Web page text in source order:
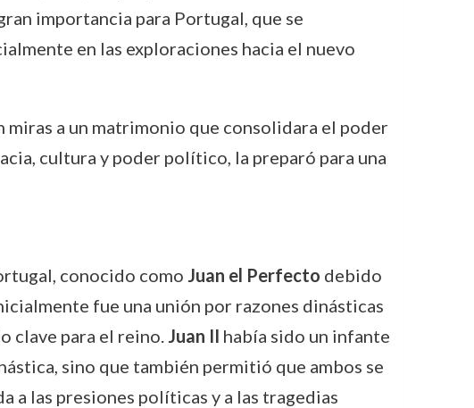
importancia para Portugal, que se
en las exploraciones hacia el nuevo
miras a un matrimonio que consolidara el poder
cultura y poder político, la preparó para una
conocido como Juan el Perfecto debido
fue una unión por razones dinásticas
clave para el reino. Juan II había sido un infante
sino que también permitió que ambos se
a las presiones políticas y a las tragedias